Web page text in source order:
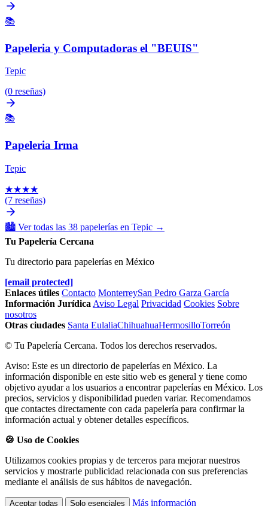
📚
Papeleria y Computadoras el "BEUIS"
Tepic
(0 reseñas)
📚
Papeleria Irma
Tepic
★★★★
(7 reseñas)
🏙️ Ver todas las 38 papelerías en Tepic →
Tu Papelería Cercana
Tu directorio para papelerías en México
[email protected]
Enlaces útiles Contacto MonterreySan Pedro Garza García
Información Jurídica Aviso Legal Privacidad Cookies Sobre
nosotros
Otras ciudades Santa EulaliaChihuahuaHermosilloTorreón
© Tu Papelería Cercana. Todos los derechos reservados.
Aviso: Este es un directorio de papelerías en México. La
información disponible en este sitio web es general y tiene como
objetivo ayudar a los usuarios a encontrar papelerías en México. Los
precios, servicios y disponibilidad pueden variar. Recomendamos
que contactes directamente con cada papelería para confirmar la
información actual y obtener detalles específicos.
🍪 Uso de Cookies
Utilizamos cookies propias y de terceros para mejorar nuestros
servicios y mostrarle publicidad relacionada con sus preferencias
mediante el análisis de sus hábitos de navegación.
Aceptar todas Solo esenciales Más información